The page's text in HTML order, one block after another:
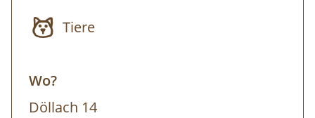
Tiere
Wo?
Döllach 14